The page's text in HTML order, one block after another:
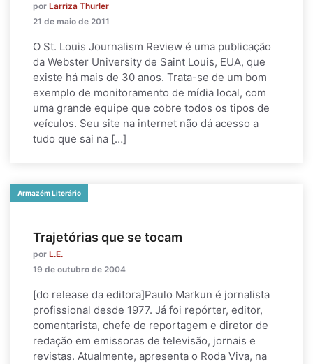
por Larriza Thurler
21 de maio de 2011
O St. Louis Journalism Review é uma publicação
da Webster University de Saint Louis, EUA, que
existe há mais de 30 anos. Trata-se de um bom
exemplo de monitoramento de mídia local, com
uma grande equipe que cobre todos os tipos de
veículos. Seu site na internet não dá acesso a
tudo que sai na […]
Armazém Literário
Trajetórias que se tocam
por L.E.
19 de outubro de 2004
[do release da editora]Paulo Markun é jornalista
profissional desde 1977. Já foi repórter, editor,
comentarista, chefe de reportagem e diretor de
redação em emissoras de televisão, jornais e
revistas. Atualmente, apresenta o Roda Viva, na